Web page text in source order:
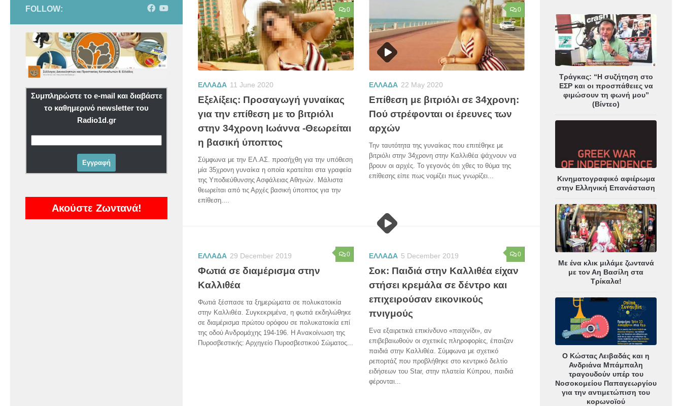
0
ΕΛΛΑΔΑ 11 June 2020
Εξελίξεις: Προσαγωγή γυναίκας
για την επίθεση με το βιτριόλι
στην 34χρονη Ιωάννα -Θεωρείται
η βασική ύποπτος
Σύμφωνα με την ΕΛ.ΑΣ. προσήχθη για την υπόθεση
μία 35χρονη γυναίκα η οποία κρατείται στα γραφεία
της Υποδιεύθυνσης Ασφάλειας Αθηνών. Μάλιστα
θεωρείται από τις Αρχές βασική ύποπτος για την
επίθεση....
0
ΕΛΛΑΔΑ 22 May 2020
Επίθεση με βιτριόλι σε 34χρονη:
Πού στρέφονται οι έρευνες των
αρχών
Την ταυτότητα της γυναίκας που επιτέθηκε με
βιτριόλι στην 34χρονη στην Καλλιθέα ψάχνουν να
βρουν οι αρχές. Το γεγονός ότι χθες το θύμα της
επίθεσης είπε πως νομίζει πως γνωρίζει...
0
ΕΛΛΑΔΑ 29 December 2019
Φωτιά σε διαμέρισμα στην
Καλλιθέα
Φωτιά ξέσπασε τα ξημερώματα σε πολυκατοικία
στην Καλλιθέα. Συγκεκριμένα, η φωτιά εκδηλώθηκε
σε διαμέρισμα πρώτου ορόφου σε πολυκατοικία επί
της οδού Ανδρομάχης 194-196. Η Ανακοίνωση της
Πυροσβεστικής: Αρχηγείο Πυροσβεστικού Σώματος...
0
ΕΛΛΑΔΑ 5 December 2019
Σοκ: Παιδιά στην Καλλιθέα είχαν
στήσει κρεμάλα σε δέντρο και
επιχειρούσαν εικονικούς
πνιγμούς
Ενα εξαιρετικά επικίνδυνο «παιχνίδι», αν
επιβεβαιωθούν οι σχετικές πληροφορίες, έπαιζαν
παιδιά στην Καλλιθέα. Σύμφωνα με σχετικό
ρεπορτάζ που προβλήθηκε στο κεντρικό δελτίο
ειδήσεων του Star, στην πλατεία Κύπρου, παιδιά
φέρονται...
FOLLOW:
Συμπληρώστε το e-mail και διαβάστε
το καθημερινό newsletter του
Radio1d.gr
Ακούστε Ζωντανά!
Τράγκας: “Η συζήτηση στο
ΕΣΡ και οι προσπάθειες να
φιμώσουν τη φωνή μου”
(Βίντεο)
Κινηματογραφικό αφιέρωμα
στην Ελληνική Επανάσταση
Με ένα κλικ μιλάμε ζωντανά
με τον Αη Βασίλη στα
Τρίκαλα!
Ο Κώστας Λειβαδάς και η
Ανδριάνα Μπάμπαλη
τραγουδούν υπέρ του
Νοσοκομείου Παπαγεωργίου
για την αντιμετώπιση του
κορωνοϊού